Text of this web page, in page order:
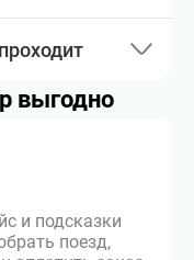
выгодно
и подсказки
поезд,